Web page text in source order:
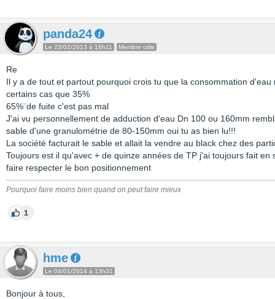
panda24
Le 23/02/2013 à 16h11 Membre utile
Re
Il y a de tout et partout pourquoi crois tu que la consommation
certains cas que 35%
65%¨de fuite c'est pas mal
J'ai vu personnellement de adduction d'eau Dn 100 ou 160mm
sable d'une granulométrie de 80-150mm oui tu as bien lu!!!
La société facturait le sable et allait la vendre au black chez des
Toujours est il qu'avec + de quinze années de TP j'ai toujours fait en
faire respecter le bon positionnement
Pourquoi faire moins bien quand on peut faire mieux
1
hme
Le 04/01/2014 à 13h31
Bonjour à tous,